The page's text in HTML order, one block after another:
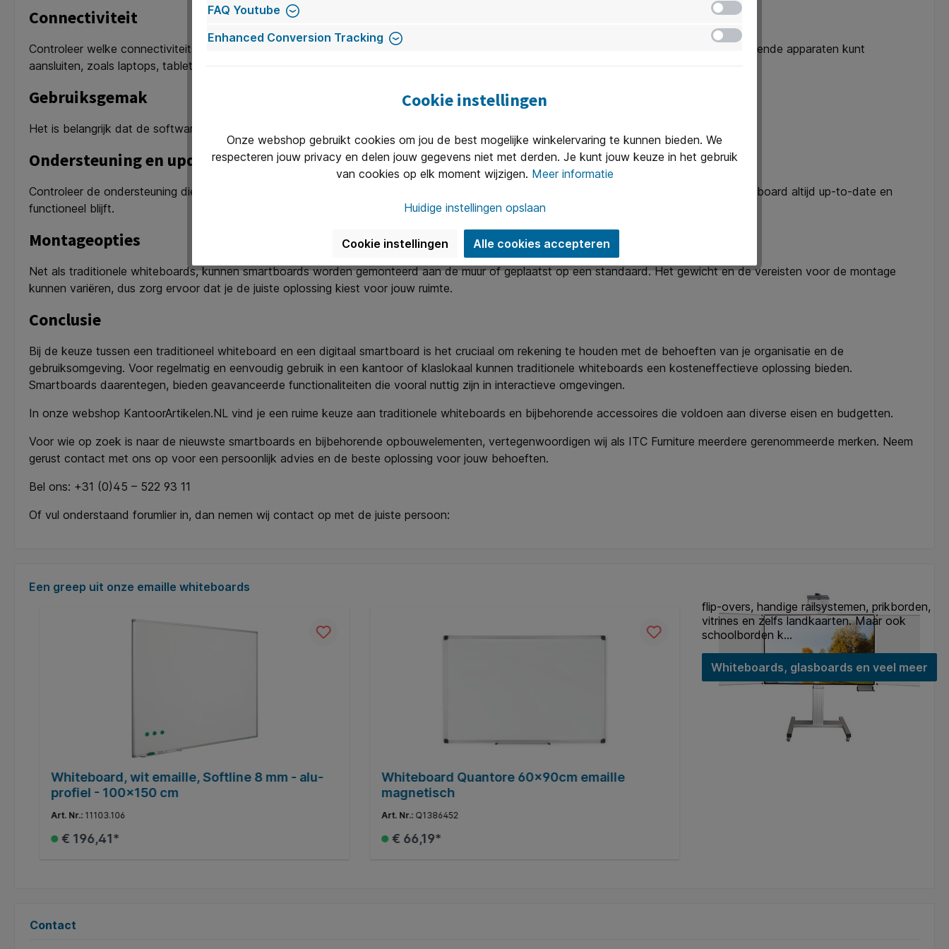
Connectiviteit
Controleer welke connectiviteitsopties beschikbaar zijn, zoals HDMI, USB en draadloze verbindingen. Dit bepaalt hoe eenvoudig je verschillende apparaten kunt
aansluiten, zoals laptops, tablets en smartphones.
Gebruiksgemak
Het is belangrijk dat de software en interface intuïtief zijn, zodat gebruikers gemakkelijk aan de slag kunnen zonder uitgebreide training.
Ondersteuning en updates
Controleer de ondersteuning die wordt geboden door de fabrikant en of er regelmatige software-updates zijn. Dit zorgt ervoor dat je smartboard altijd up-to-date en
functioneel blijft.
Montageopties
Net als traditionele whiteboards, kunnen smartboards worden gemonteerd aan de muur of geplaatst op een standaard. Het gewicht en de vereisten voor de montage
kunnen variëren, dus zorg ervoor dat je de juiste oplossing kiest voor jouw ruimte.
Conclusie
Bij de keuze tussen een traditioneel whiteboard en een digitaal smartboard is het cruciaal om rekening te houden met de behoeften van je organisatie en de
gebruiksomgeving. Voor regelmatig en eenvoudig gebruik in een kantoor of klaslokaal kunnen traditionele whiteboards een kosteneffectieve oplossing bieden.
Smartboards daarentegen, bieden geavanceerde functionaliteiten die vooral nuttig zijn in interactieve omgevingen.
In onze webshop KantoorArtikelen.NL vind je een ruime keuze aan traditionele whiteboards en bijbehorende accessoires die voldoen aan diverse eisen en budgetten.
Voor wie op zoek is naar de nieuwste smartboards en bijbehorende opbouwelementen, vertegenwoordigen wij als ITC Furniture meerdere gerenommeerde merken. Neem
gerust contact met ons op voor een persoonlijk advies en de beste oplossing voor jouw behoeften.
Bel ons: +31 (0)45 – 522 93 11
Of vul onderstaand forumlier in, dan nemen wij contact op met de juiste persoon:
Productgalerij overslaan
Een greep uit onze emaille whiteboards
Whiteboard, wit emaille, Softline 8 mm - alu-
profiel - 100x150 cm
Art. Nr.: 11103.106
€ 196,41*
Whiteboard Quantore 60x90cm emaille
magnetisch
Art. Nr.: Q1386452
€ 66,19*
flip-overs, handige railsystemen, prikborden,
vitrines en zelfs landkaarten. Maar ook
schoolborden k...
Whiteboards, glasboards en veel meer
Contact
FAQ Youtube
Enhanced Conversion Tracking
Cookie instellingen
Onze webshop gebruikt cookies om jou de best mogelijke winkelervaring te kunnen bieden. We
respecteren jouw privacy en delen jouw gegevens niet met derden. Je kunt jouw keuze in het gebruik
van cookies op elk moment wijzigen. Meer informatie
Huidige instellingen opslaan
Cookie instellingen Alle cookies accepteren